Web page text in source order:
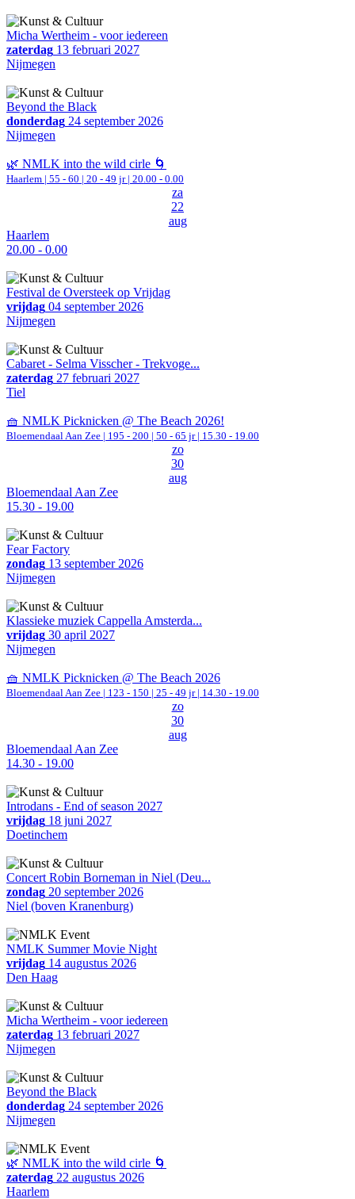
Micha Wertheim - voor iedereen
zaterdag 13 februari 2027
Nijmegen
Beyond the Black
donderdag 24 september 2026
Nijmegen
🌿 NMLK into the wild cirle 🌀
Haarlem | 55 - 60 | 20 - 49 jr | 20.00 - 0.00
za
22
aug
Haarlem
20.00 - 0.00
Festival de Oversteek op Vrijdag
vrijdag 04 september 2026
Nijmegen
Cabaret - Selma Visscher - Trekvoge...
zaterdag 27 februari 2027
Tiel
🧺 NMLK Picknicken @ The Beach 2026!
Bloemendaal Aan Zee | 195 - 200 | 50 - 65 jr | 15.30 - 19.00
zo
30
aug
Bloemendaal Aan Zee
15.30 - 19.00
Fear Factory
zondag 13 september 2026
Nijmegen
Klassieke muziek Cappella Amsterda...
vrijdag 30 april 2027
Nijmegen
🧺 NMLK Picknicken @ The Beach 2026
Bloemendaal Aan Zee | 123 - 150 | 25 - 49 jr | 14.30 - 19.00
zo
30
aug
Bloemendaal Aan Zee
14.30 - 19.00
Introdans - End of season 2027
vrijdag 18 juni 2027
Doetinchem
Concert Robin Borneman in Niel (Deu...
zondag 20 september 2026
Niel (boven Kranenburg)
NMLK Summer Movie Night
vrijdag 14 augustus 2026
Den Haag
Micha Wertheim - voor iedereen
zaterdag 13 februari 2027
Nijmegen
Beyond the Black
donderdag 24 september 2026
Nijmegen
🌿 NMLK into the wild cirle 🌀
zaterdag 22 augustus 2026
Haarlem